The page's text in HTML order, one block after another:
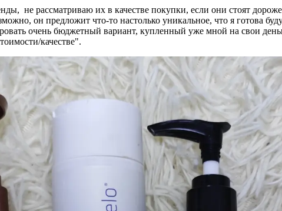
не рассматриваю их в качестве покупки, если они стоят
он предложит что-то настолько уникальное, что я готова
очень бюджетный вариант, купленный уже мной на свои
качестве".